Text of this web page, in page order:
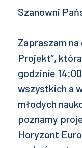
Szanowni
Zapraszam
Projekt”,
godzinie
wszystkich a
młodych
poznamy
Horyzont